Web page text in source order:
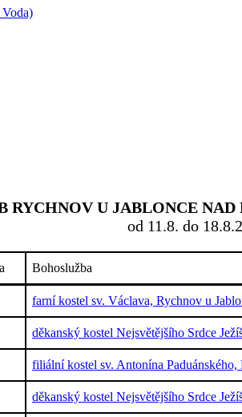
RYCHNOV U JABLONCE
od 11.8. do
Bohoslužba
farní kostel sv. Václava, Rychnov u
děkanský kostel Nejsvětějšího Srdce
filiální kostel sv. Antonína Paduánského,
děkanský kostel Nejsvětějšího Srdce